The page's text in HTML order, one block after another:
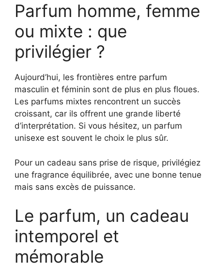
Parfum homme, femme
ou mixte : que
privilégier ?
Aujourd’hui, les frontières entre parfum
masculin et féminin sont de plus en plus floues.
Les parfums mixtes rencontrent un succès
croissant, car ils offrent une grande liberté
d’interprétation. Si vous hésitez, un parfum
unisexe est souvent le choix le plus sûr.
Pour un cadeau sans prise de risque, privilégiez
une fragrance équilibrée, avec une bonne tenue
mais sans excès de puissance.
Le parfum, un cadeau
intemporel et
mémorable